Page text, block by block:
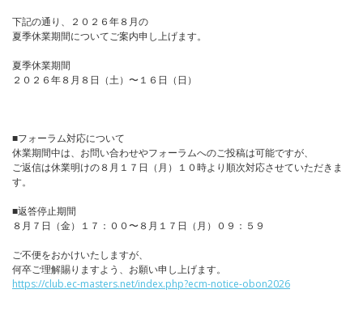
下記の通り、２０２６年８月の
夏季休業期間についてご案内申し上げます。
夏季休業期間
２０２６年８月８日（土）〜１６日（日）
■フォーラム対応について
休業期間中は、お問い合わせやフォーラムへのご投稿は可能ですが、
ご返信は休業明けの８月１７日（月）１０時より順次対応させていただきま
す。
■返答停止期間
８月７日（金）１７：００〜８月１７日（月）０９：５９
ご不便をおかけいたしますが、
何卒ご理解賜りますよう、お願い申し上げます。
https://club.ec-masters.net/index.php?ecm-notice-obon2026